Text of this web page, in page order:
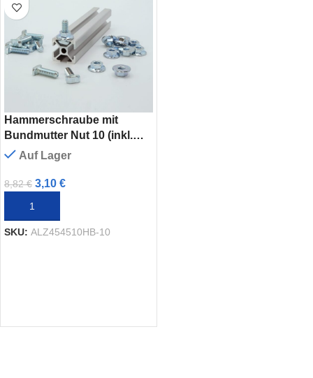
Hammerschraube mit
Bundmutter Nut 10 (inkl.
Verschraubung) – 10 Stück
Auf Lager
8,82€ 3,10 €
IN DEN WARENKORB
SKU: ALZ454510HB-10